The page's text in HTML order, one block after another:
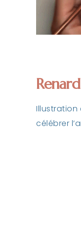
Illustration
célébrer